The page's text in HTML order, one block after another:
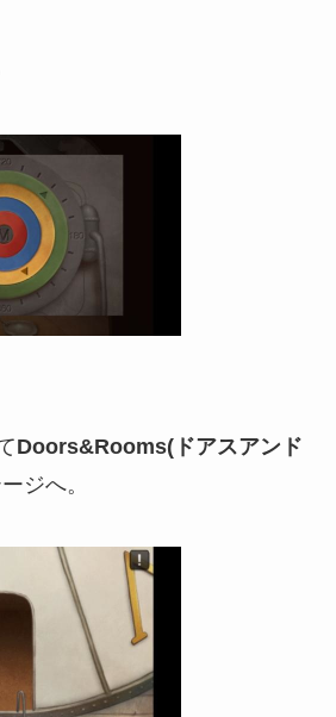
Doors&Rooms(ドアスアンド
ジへ。